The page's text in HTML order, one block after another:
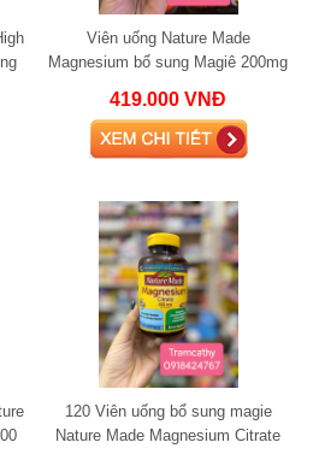
Viên uống Nature Made
Magnesium bổ sung Magiê 200mg
419.000 VNĐ
120 Viên uống bổ sung magie
Nature Made Magnesium Citrate